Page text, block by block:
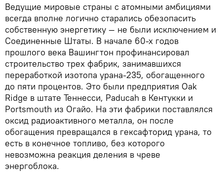
Ведущие мировые страны с атомными амбициями
всегда вполне логично старались обезопасить
собственную энергетику — не были исключением и
Соединенные Штаты. В начале 60-х годов
прошлого века Вашингтон профинансировал
строительство трех фабрик, занимавшихся
переработкой изотопа урана-235, обогащенного
до пяти процентов. Это были предприятия Oak
Ridge в штате Теннесси, Paducah в Кентукки и
Portsmouth из Огайо. На эти фабрики поставлялся
оксид радиоактивного металла, он после
обогащения превращался в гексафторид урана, то
есть в конечное топливо, без которого
невозможна реакция деления в чреве
энергоблока.